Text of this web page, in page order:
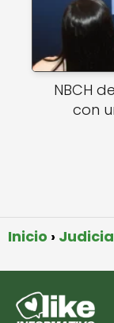
NBCH
con
Inicio